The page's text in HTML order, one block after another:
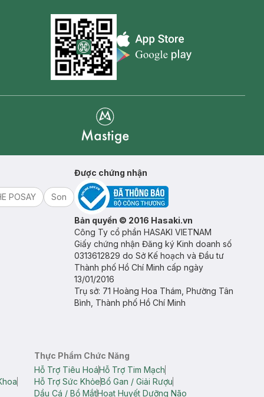
Appstore icon
POSAY
Son
Được chứng nhận
Bản quyền © 2016 Hasaki.vn
Công Ty cổ phần HASAKI VIETNAM
Giấy chứng nhận Đăng ký Kinh doanh số
0313612829 do Sở Kế hoạch và Đầu tư
Thành phố Hồ Chí Minh cấp ngày
13/01/2016
Trụ sở: 71 Hoàng Hoa Thám, Phường Tân
Bình, Thành phố Hồ Chí Minh
Thực Phẩm Chức Năng
Hỗ Trợ Tiêu HoáHỗ Trợ Tim Mạch
Hỗ Trợ Sức KhỏeBổ Gan / Giải Rượu
Dầu Cá / Bổ MắtHoạt Huyết Dưỡng Não